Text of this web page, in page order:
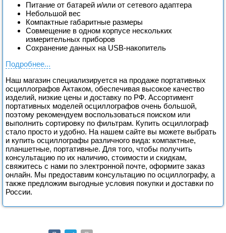
Питание от батарей и/или от сетевого адаптера
Небольшой вес
Компактные габаритные размеры
Совмещение в одном корпусе нескольких
измерительных приборов
Сохранение данных на USB-накопитель
Подробнее...
Наш магазин специализируется на продаже портативных
осциллографов Актаком, обеспечивая высокое качество
изделий, низкие цены и доставку по РФ. Ассортимент
портативных моделей осциллографов очень большой,
поэтому рекомендуем воспользоваться поиском или
выполнить сортировку по фильтрам. Купить осциллограф
стало просто и удобно. На нашем сайте вы можете выбрать
и купить осциллографы различного вида: компактные,
планшетные, портативные. Для того, чтобы получить
консультацию по их наличию, стоимости и скидкам,
свяжитесь с нами по электронной почте, оформите заказ
онлайн. Мы предоставим консультацию по осциллографу, а
также предложим выгодные условия покупки и доставки по
России.